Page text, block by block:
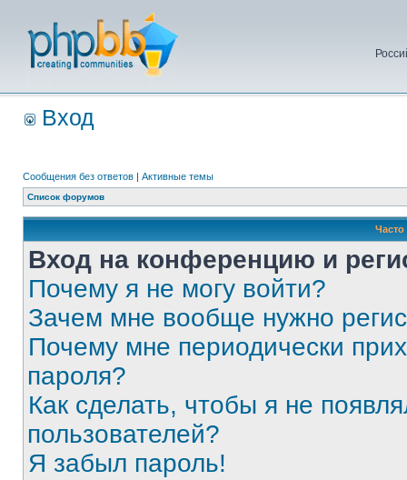
Вход
Сообщения без ответов | Активные темы
Список форумов
Вход на конференцию и
Почему я не могу войти?
Зачем мне вообще нужно
Почему мне периодически
пароля?
Как сделать, чтобы я не
пользователей?
Я забыл пароль!